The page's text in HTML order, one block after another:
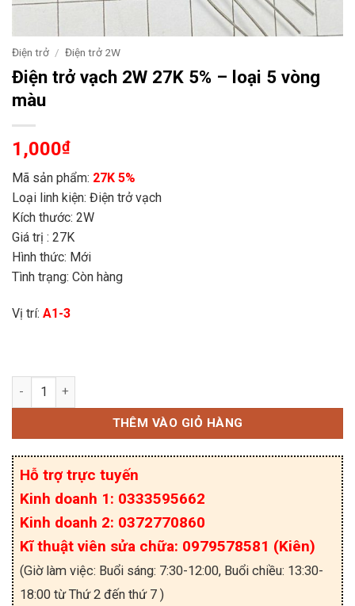
Điện trở / Điện trở 2W
Điện trở vạch 2W 27K 5% – loại 5 vòng
màu
1,000₫
Mã sản phẩm: 27K 5%
Loại linh kiện: Điện trở vạch
Kích thước: 2W
Giá trị : 27K
Hình thức: Mới
Tình trạng: Còn hàng
Vị trí: A1-3
Điện trở vạch 2W 27K 5% – loại 5 vòng màu số
THÊM VÀO GIỎ HÀNG
Hỗ trợ trực tuyến
Kinh doanh 1: 0333595662
Kinh doanh 2: 0372770860
Kĩ thuật viên sửa chữa: 0979578581 (Kiên)
(Giờ làm việc: Buổi sáng: 7:30-12:00, Buổi chiều: 13:30-
18:00 từ Thứ 2 đến thứ 7 )